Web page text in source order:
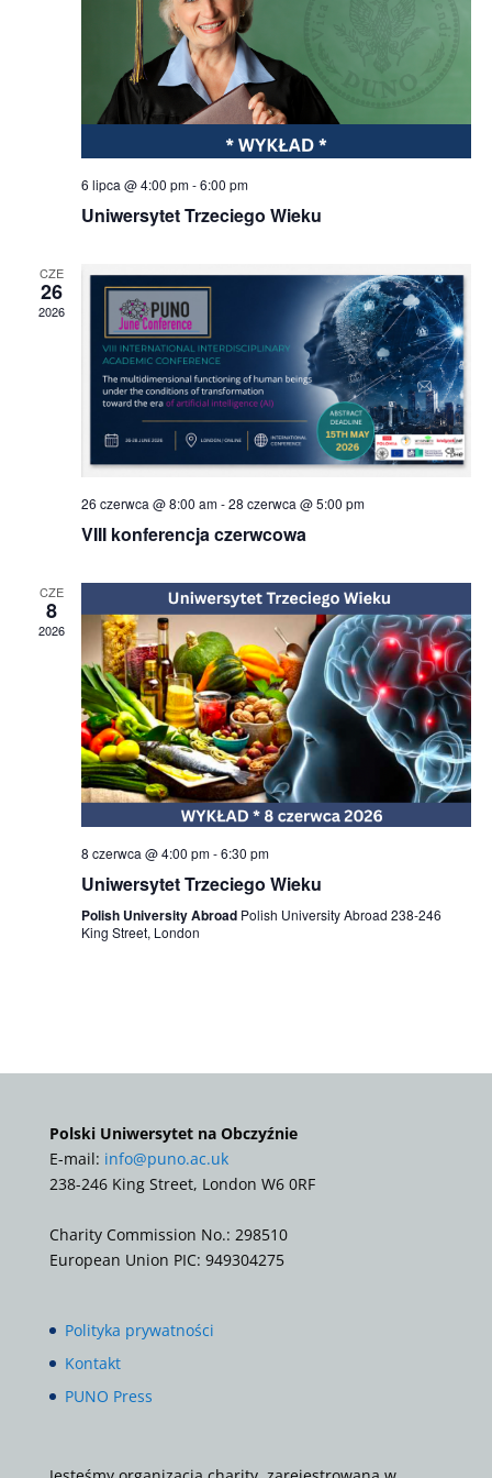
6 lipca @ 4:00 pm-6:00 pm
Uniwersytet Trzeciego Wieku
CZE
26
2026
26 czerwca @ 8:00 am-28 czerwca @ 5:00 pm
VIII konferencja czerwcowa
CZE
8
2026
8 czerwca @ 4:00 pm-6:30 pm
Uniwersytet Trzeciego Wieku
Polish University Abroad Polish University Abroad 238-246
King Street, London
Polski Uniwersytet na Obczyźnie
E-mail: info@puno.ac.uk
238-246 King Street, London W6 0RF
Charity Commission No.: 298510
European Union PIC: 949304275
Polityka prywatności
Kontakt
PUNO Press